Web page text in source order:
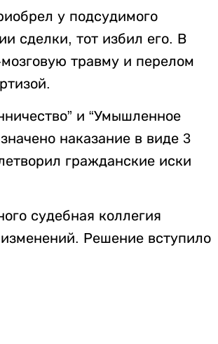
у подсудимого
сделки, тот избил его. В
травму и перелом
и “Умышленное
наказание в виде 3
гражданские иски
судебная коллегия
Решение вступило